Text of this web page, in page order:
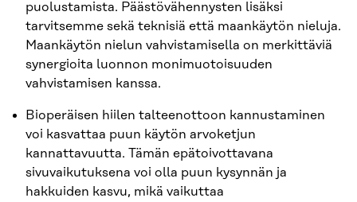
puolustamista. Päästövähennysten lisäksi
tarvitsemme sekä teknisiä että maankäytön nieluja.
Maankäytön nielun vahvistamisella on merkittäviä
synergioita luonnon monimuotoisuuden
vahvistamisen kanssa.
Bioperäisen hiilen talteenottoon kannustaminen
voi kasvattaa puun käytön arvoketjun
kannattavuutta. Tämän epätoivottavana
sivuvaikutuksena voi olla puun kysynnän ja
hakkuiden kasvu, mikä vaikuttaa